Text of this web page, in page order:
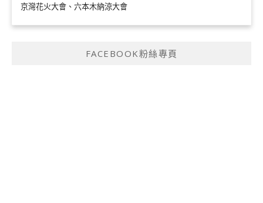
京灣花火大會、六本木納涼大會
FACEBOOK粉絲專頁